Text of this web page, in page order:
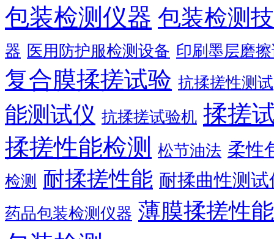
包装检测仪器 包装检测
器 医用防护服检测设备 印刷墨层磨
复合膜揉搓试验 抗揉搓性测试
能测试仪 抗揉搓试验机 揉搓
揉搓性能检测
松节油法 柔性
检测 耐揉搓性能 耐揉曲性测试
药品包装检测仪器 薄膜揉搓性